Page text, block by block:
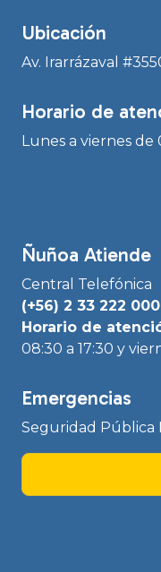
Ubicación
Av. Irarrázaval
Horario de
Lunes a viernes de
Ñuñoa Atiende
Central Telefónica
(+56) 2 33 222 000
Horario de
08:30 a 17:30 y
Emergencias
Seguridad Pública